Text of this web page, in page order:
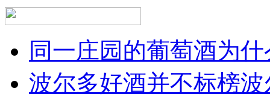
同一庄园的葡萄酒为
波尔多好酒并不标榜